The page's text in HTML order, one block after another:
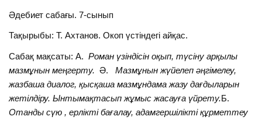
Әдебиет сабағы. 7-сынып
Тақырыбы: Т. Ахтанов. Окоп үстіндегі айқас.
Сабақ мақсаты: А.Роман үзіндісін оқып, түсіну арқылы
мазмұнын меңгерту. Ә.Мазмұнын жүйелеп әңгімелеу,
жазбаша диалог, қысқаша мазмұндама жазу дағдыларын
жетілдіру. Ынтымақтасып жұмыс жасауға үйрету.Б.
Отанды сүю , ерлікті бағалау, адамгершілікті құрметтеу